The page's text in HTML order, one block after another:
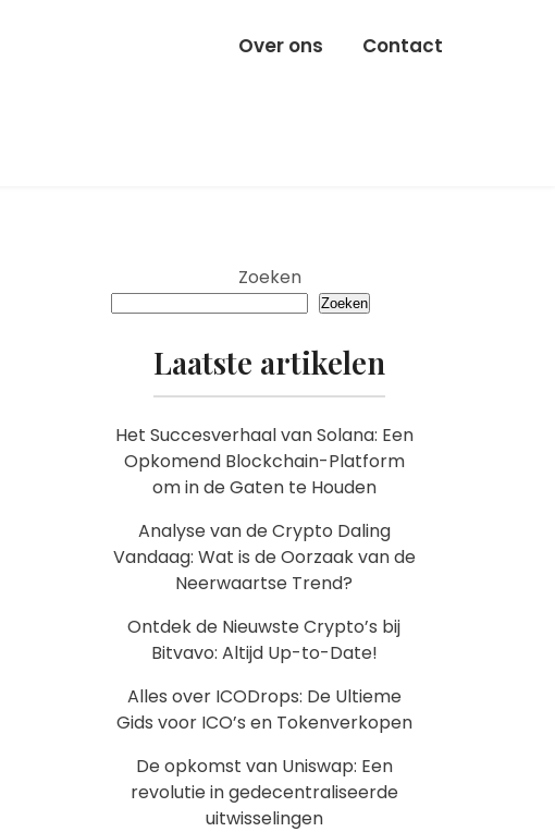
Over ons Contact
Zoeken
Zoeken
Laatste artikelen
Het Succesverhaal van Solana: Een
Opkomend Blockchain-Platform
om in de Gaten te Houden
Analyse van de Crypto Daling
Vandaag: Wat is de Oorzaak van de
Neerwaartse Trend?
Ontdek de Nieuwste Crypto’s bij
Bitvavo: Altijd Up-to-Date!
Alles over ICODrops: De Ultieme
Gids voor ICO’s en Tokenverkopen
De opkomst van Uniswap: Een
revolutie in gedecentraliseerde
uitwisselingen